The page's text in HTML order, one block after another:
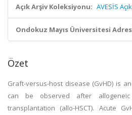
Açık Arşiv Koleksiyonu: AVESİS
Ondokuz Mayıs Üniversitesi
Özet
Graft-versus-host disease (GvHD) is
can be observed after
transplantation (allo-HSCT). Acute